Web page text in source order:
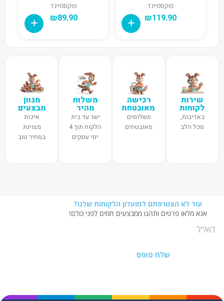
פוקסמיינד
₪119.90
פוקסמיינד
₪89.90
שירות
לקוחות
באדיבות,
מכל הלב
רכישה
מאובטחת
תשלומים
מאובטחים
משלוח
מהיר
ישר עד בית
הלקוח תוך 4
ימי עסקים
מגוון
מבצעים
איכות
מצוינת
במחיר טוב
עוד לא הצטרפתם למועדון הלקוחות שלנו?
אנא מלאו פרטים ותהנו ממבצעים חמים לפני כולם!
שלח טופס